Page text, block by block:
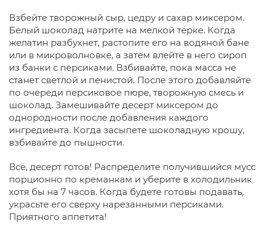
Взбейте творожный сыр, цедру и сахар миксером.
Белый шоколад натрите на мелкой тёрке. Когда
желатин разбухнет, растопите его на водяной бане
или в микроволновке, а затем влейте в него сироп
из банки с персиками. Взбивайте, пока масса не
станет светлой и пенистой. После этого добавляйте
по очереди персиковое пюре, творожную смесь и
шоколад. Замешивайте десерт миксером до
однородности после добавления каждого
ингредиента. Когда засыпете шоколадную крошу,
взбивайте до пышности.
Всё, десерт готов! Распределите получившийся мусс
порционно по креманкам и уберите в холодильник
хотя бы на 7 часов. Когда будете готовы подавать,
украсьте его сверху нарезанными персиками.
Приятного аппетита!